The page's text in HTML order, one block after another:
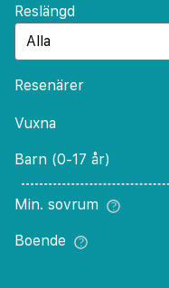
Reslängd
Resenärer
Vuxna
Barn (0-17 år)
Min. sovrum
Boende